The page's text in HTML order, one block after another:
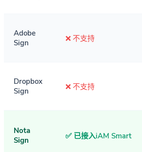
Adobe
Sign
❌ 不支持
Dropbox
Sign
❌ 不支持
Nota
Sign
✅ 已接入iAM Smart